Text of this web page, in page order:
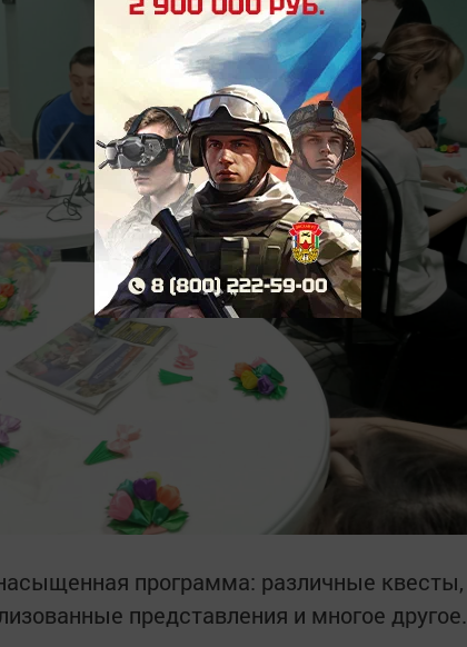
программа: различные квесты,
представления и многое другое.